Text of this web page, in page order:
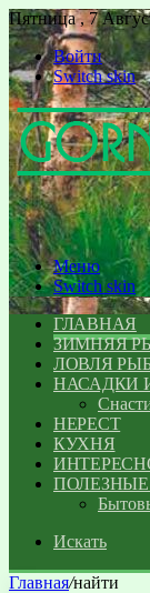
Пятница , 7
Войти
Switch skin
Меню
Switch skin
ГЛАВНАЯ
ЗИМНЯЯ
ЛОВЛЯ
НАСАДКИ
НЕРЕСТ
КУХНЯ
ПОЛЕЗНЫЕ
Искать
Главная/найти